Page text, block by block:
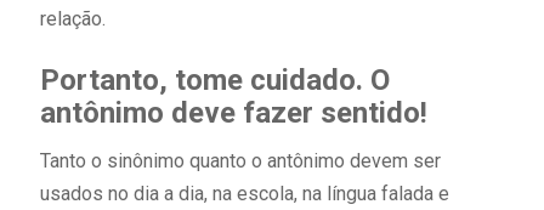
relação.
Portanto, tome cuidado. O
antônimo deve fazer sentido!
Tanto o sinônimo quanto o antônimo devem ser
usados no dia a dia, na escola, na língua falada e